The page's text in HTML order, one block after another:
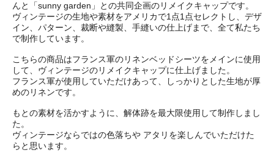
んと「sunny garden」との共同企画のリメイクキャップです。
ヴィンテージの生地や素材をアメリカで1点1点セレクトし、デザ
イン、パターン、裁断や縫製、手縫いの仕上げまで、全て私たち
で制作しています。
こちらの商品はフランス軍のリネンベッドシーツをメインに使用
して、ヴィンテージのリメイクキャップに仕上げました。
フランス軍が使用していただけあって、しっかりとした生地が厚
めのリネンです。
もとの素材を活かすように、解体跡を最大限使用して制作しまし
た。
ヴィンテージならではの色落ちや アタリを楽しんでいただけた
らと思います。